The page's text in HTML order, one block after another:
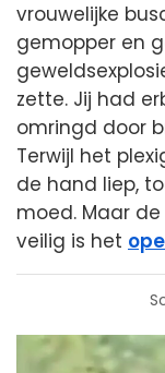
vrouwelijke
gemopper en
zette. Jij had
omringd door
Terwijl het
de hand liep,
moed. Maar
veilig is het